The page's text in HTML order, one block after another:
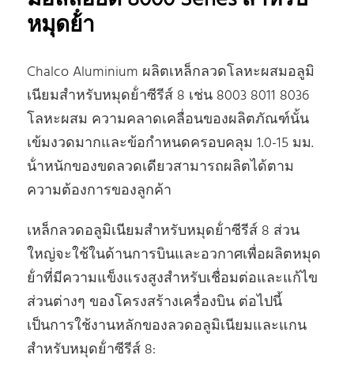
หมุดย้ํา
Chalco Aluminium ผลิตเหล็กลวดโลหะผสมอลูมิ
เนียมสําหรับหมุดย้ําซีรีส์ 8 เช่น 8003 8011 8036
โลหะผสม ความคลาดเคลื่อนของผลิตภัณฑ์นั้น
เข้มงวดมากและข้อกําหนดครอบคลุม 1.0-15 มม.
น้ําหนักของขดลวดเดียวสามารถผลิตได้ตาม
ความต้องการของลูกค้า
เหล็กลวดอลูมิเนียมสําหรับหมุดย้ําซีรีส์ 8 ส่วน
ใหญ่จะใช้ในด้านการบินและอวกาศเพื่อผลิตหมุด
ย้ําที่มีความแข็งแรงสูงสําหรับเชื่อมต่อและแก้ไข
ส่วนต่างๆ ของโครงสร้างเครื่องบิน ต่อไปนี้
เป็นการใช้งานหลักของลวดอลูมิเนียมและแกน
สําหรับหมุดย้ําซีรีส์ 8: